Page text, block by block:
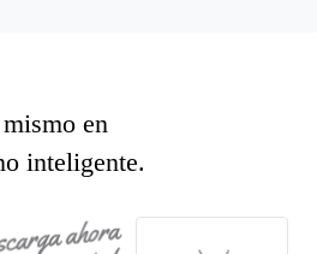
en
inteligente.